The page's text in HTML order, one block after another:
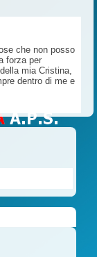
che non posso
forza per
mia Cristina,
dentro di me e